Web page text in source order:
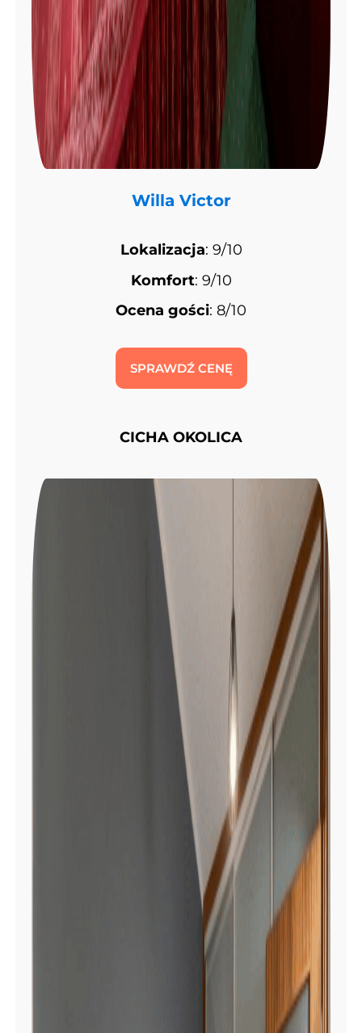
Willa Victor
Lokalizacja: 9/10
Komfort: 9/10
Ocena gości: 8/10
SPRAWDŹ CENĘ
CICHA OKOLICA